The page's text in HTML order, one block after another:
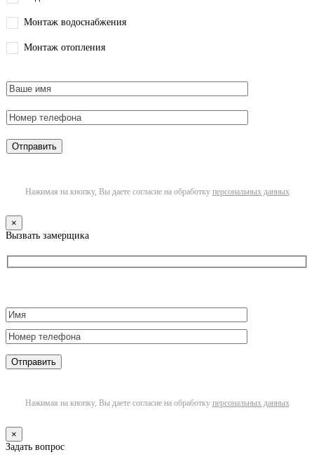
Монтаж водоснабжения
Монтаж отопления
Нажимая на кнопку, Вы даете согласие на обработку персональных данных
×
Вызвать замерщика
Нажимая на кнопку, Вы даете согласие на обработку персональных данных
×
Задать вопрос